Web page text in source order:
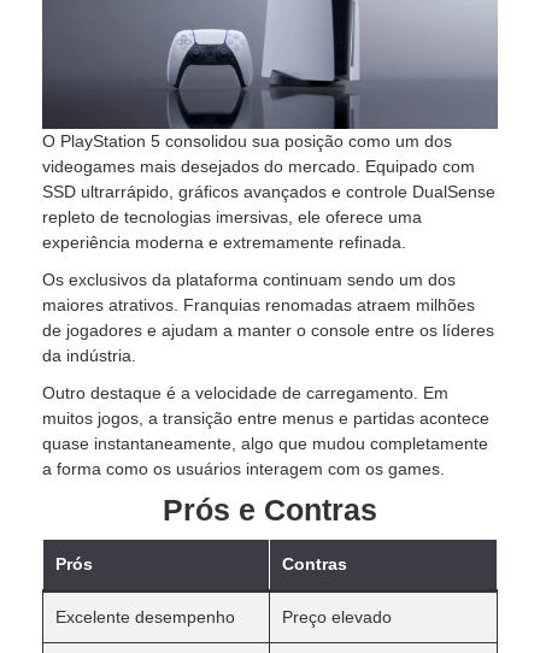
O PlayStation 5 consolidou sua posição como um dos
videogames mais desejados do mercado. Equipado com
SSD ultrarrápido, gráficos avançados e controle DualSense
repleto de tecnologias imersivas, ele oferece uma
experiência moderna e extremamente refinada.
Os exclusivos da plataforma continuam sendo um dos
maiores atrativos. Franquias renomadas atraem milhões
de jogadores e ajudam a manter o console entre os líderes
da indústria.
Outro destaque é a velocidade de carregamento. Em
muitos jogos, a transição entre menus e partidas acontece
quase instantaneamente, algo que mudou completamente
a forma como os usuários interagem com os games.
Prós e Contras
Prós Contras
Excelente desempenho Preço elevado